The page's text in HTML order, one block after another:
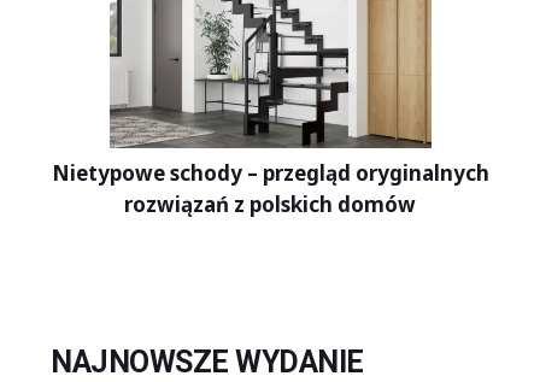
Nietypowe schody – przegląd oryginalnych
rozwiązań z polskich domów
NAJNOWSZE WYDANIE